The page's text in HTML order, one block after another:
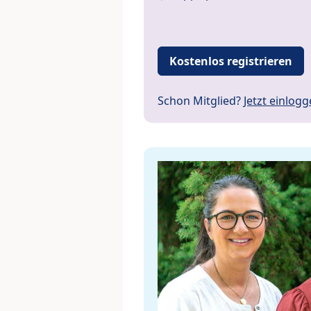
Kostenlos registrieren
Schon Mitglied? Jetzt